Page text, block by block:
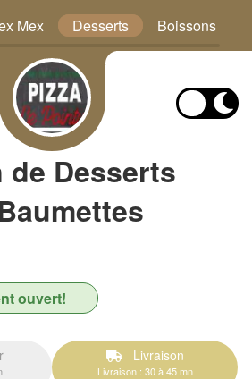
Mex Desserts Boissons
Desserts
ouvert!
Livraison
Livraison : 30 à 45 mn